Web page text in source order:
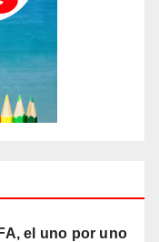
el uno por uno